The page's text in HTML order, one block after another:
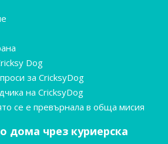
Dog
за CricksyDog
на CricksyDog
се е превърнала в обща мисия
дома чрез куриерска